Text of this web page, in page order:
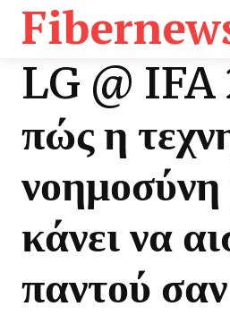
LG @ IFA
πώς η
νοημοσύνη
κάνει να
παντού